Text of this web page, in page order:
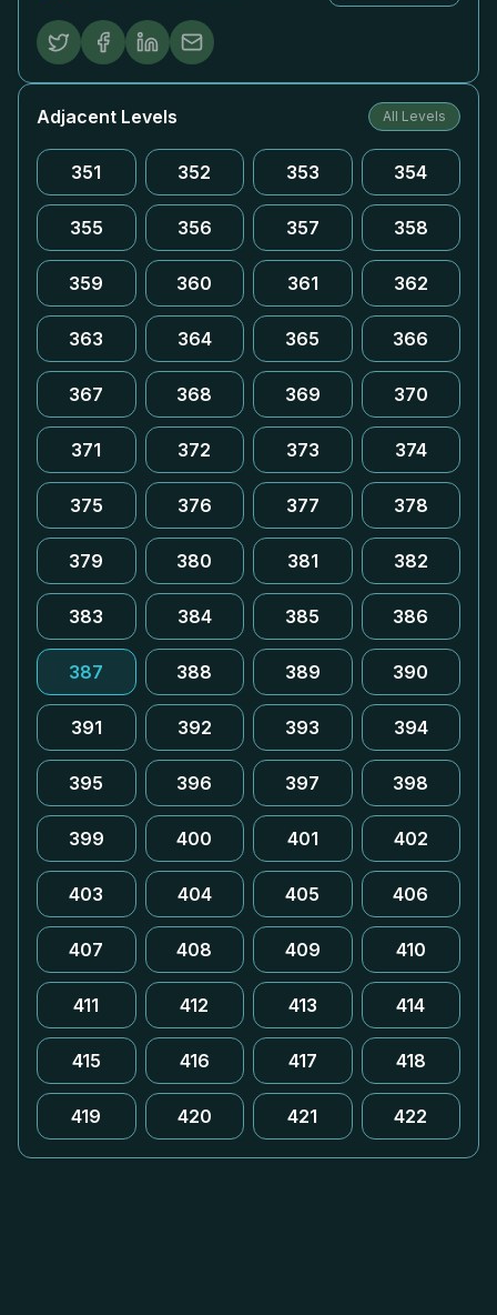
Adjacent Levels All Levels
351 352 353 354
355 356 357 358
359 360 361 362
363 364 365 366
367 368 369 370
371 372 373 374
375 376 377 378
379 380 381 382
383 384 385 386
387 388 389 390
391 392 393 394
395 396 397 398
399 400 401 402
403 404 405 406
407 408 409 410
411 412 413 414
415 416 417 418
419 420 421 422